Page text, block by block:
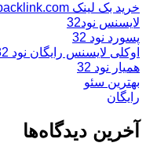
خرید بک لینک behtarinbacklink.com
لایسنس نود32
پسورد نود 32
اوکلی لایسنس رایگان نود 32
همیار نود 32
بهترین سئو
رایگان
آخرین دیدگاه‌ها